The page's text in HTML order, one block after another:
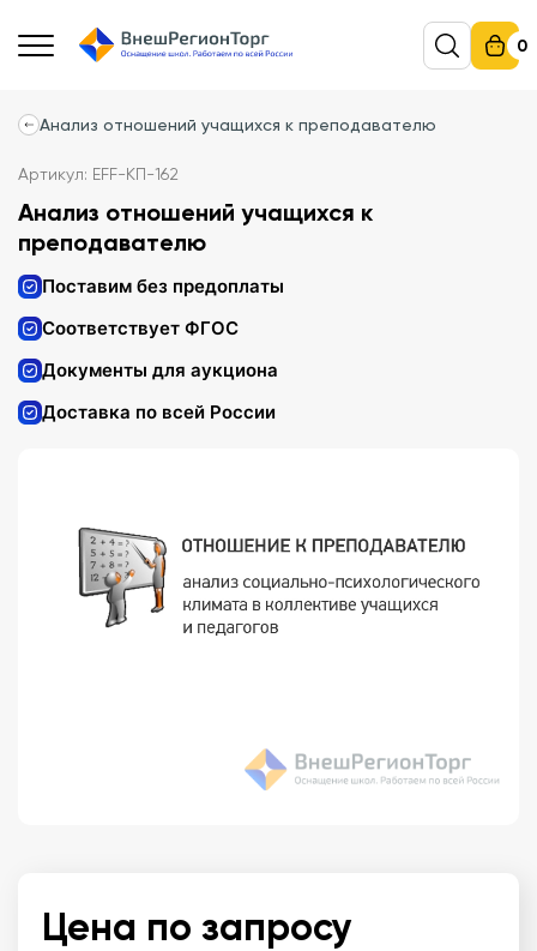
0
Анализ отношений учащихся к преподавателю
Артикул: EFF-КП-162
Анализ отношений учащихся к
преподавателю
Поставим без предоплаты
Соответствует ФГОС
Документы для аукциона
Доставка по всей России
Цена по запросу